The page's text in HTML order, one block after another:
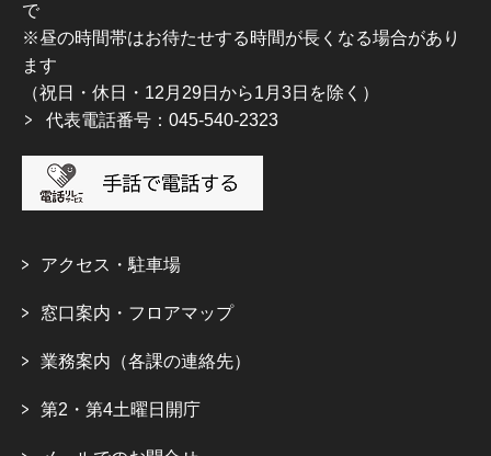
で
※昼の時間帯はお待たせする時間が長くなる場合があり
ます
（祝日・休日・12月29日から1月3日を除く）
代表電話番号：045-540-2323
アクセス・駐車場
窓口案内・フロアマップ
業務案内（各課の連絡先）
第2・第4土曜日開庁